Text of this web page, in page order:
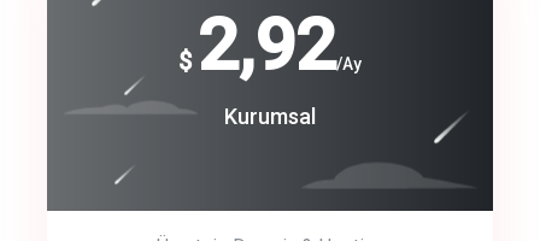
track energy costs
$ 2,92/Ay
Kurumsal
$
240
Coroprate